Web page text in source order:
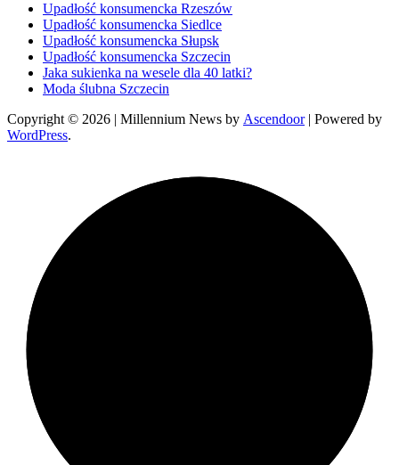
Upadłość konsumencka Rzeszów
Upadłość konsumencka Siedlce
Upadłość konsumencka Słupsk
Upadłość konsumencka Szczecin
Jaka sukienka na wesele dla 40 latki?
Moda ślubna Szczecin
Copyright © 2026 | Millennium News by Ascendoor| Powered by
WordPress.